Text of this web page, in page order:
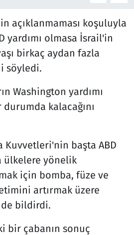
açıklanmaması koşuluyla
yardımı olmasa İsrail'in
birkaç aydan fazla
söyledi.
Washington yardımı
durumda kalacağını
Kuvvetleri'nin başta ABD
ülkelere yönelik
için bomba, füze ve
artırmak üzere
bildirdi.
bir çabanın sonuç